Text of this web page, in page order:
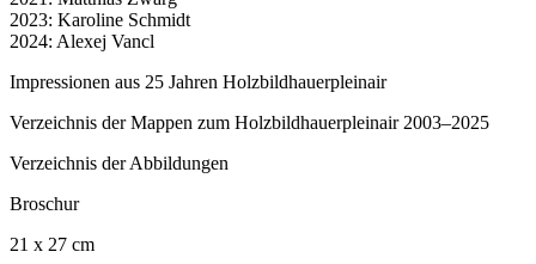
2023: Karoline Schmidt
2024: Alexej Vancl
Impressionen aus 25 Jahren Holzbildhauerpleinair
Verzeichnis der Mappen zum Holzbildhauerpleinair 2003–2025
Verzeichnis der Abbildungen
Broschur
21 x 27 cm